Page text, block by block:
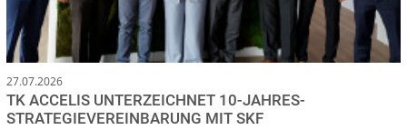
27.07.2026
TK ACCELIS UNTERZEICHNET 10-JAHRES-
STRATEGIEVEREINBARUNG MIT SKF